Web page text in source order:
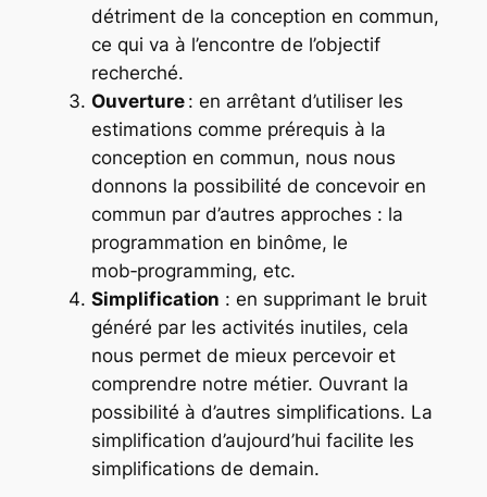
détriment de la conception en commun,
ce qui va à l’encontre de l’objectif
recherché.
Ouverture: en arrêtant d’utiliser les
estimations comme prérequis à la
conception en commun, nous nous
donnons la possibilité de concevoir en
commun par d’autres approches : la
programmation en binôme, le
mob‑programming, etc.
Simplification : en supprimant le bruit
généré par les activités inutiles, cela
nous permet de mieux percevoir et
comprendre notre métier. Ouvrant la
possibilité à d’autres simplifications. La
simplification d’aujourd’hui facilite les
simplifications de demain.